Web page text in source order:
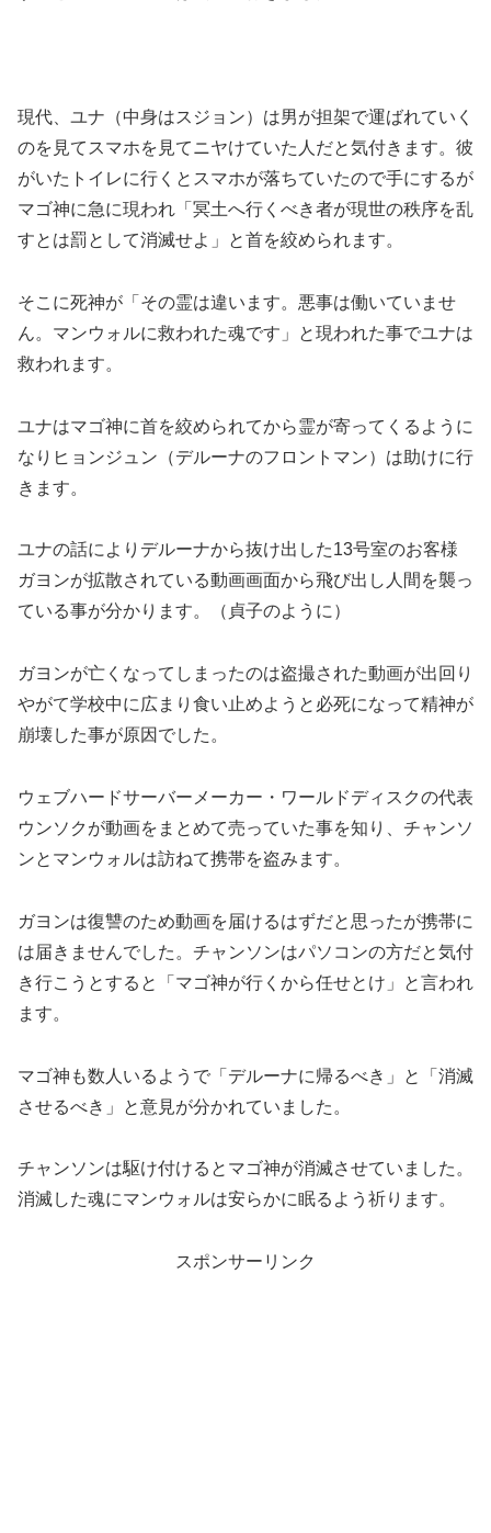
現代、ユナ（中身はスジョン）は男が担架で運ばれていく
のを見てスマホを見てニヤけていた人だと気付きます。彼
がいたトイレに行くとスマホが落ちていたので手にするが
マゴ神に急に現われ「冥土へ行くべき者が現世の秩序を乱
すとは罰として消滅せよ」と首を絞められます。
そこに死神が「その霊は違います。悪事は働いていませ
ん。マンウォルに救われた魂です」と現われた事でユナは
救われます。
ユナはマゴ神に首を絞められてから霊が寄ってくるように
なりヒョンジュン（デルーナのフロントマン）は助けに行
きます。
ユナの話によりデルーナから抜け出した13号室のお客様
ガヨンが拡散されている動画画面から飛び出し人間を襲っ
ている事が分かります。（貞子のように）
ガヨンが亡くなってしまったのは盗撮された動画が出回り
やがて学校中に広まり食い止めようと必死になって精神が
崩壊した事が原因でした。
ウェブハードサーバーメーカー・ワールドディスクの代表
ウンソクが動画をまとめて売っていた事を知り、チャンソ
ンとマンウォルは訪ねて携帯を盗みます。
ガヨンは復讐のため動画を届けるはずだと思ったが携帯に
は届きませんでした。チャンソンはパソコンの方だと気付
き行こうとすると「マゴ神が行くから任せとけ」と言われ
ます。
マゴ神も数人いるようで「デルーナに帰るべき」と「消滅
させるべき」と意見が分かれていました。
チャンソンは駆け付けるとマゴ神が消滅させていました。
消滅した魂にマンウォルは安らかに眠るよう祈ります。
スポンサーリンク